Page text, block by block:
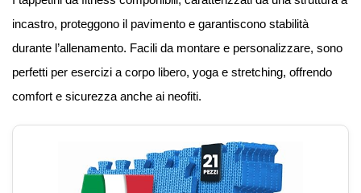
incastro, proteggono il pavimento e garantiscono stabilità
durante l’allenamento. Facili da montare e personalizzare, sono
perfetti per esercizi a corpo libero, yoga e stretching, offrendo
comfort e sicurezza anche ai neofiti.